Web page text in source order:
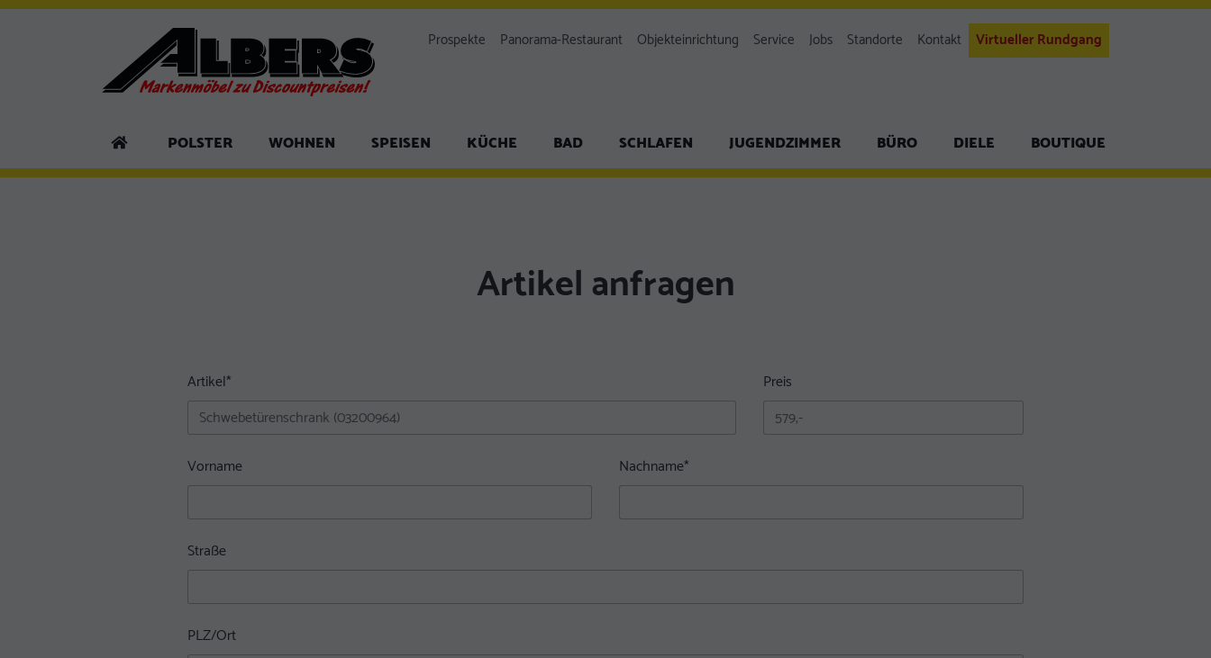
Prospekte Panorama-Restaurant Objekteinrichtung Service Jobs Standorte Kontakt Virtueller Rundgang
POLSTER WOHNEN SPEISEN KÜCHE BAD SCHLAFEN JUGENDZIMMER BÜRO DIELE BOUTIQUE
Artikel anfragen
Artikel* Preis
Vorname Nachname*
Straße
PLZ/Ort